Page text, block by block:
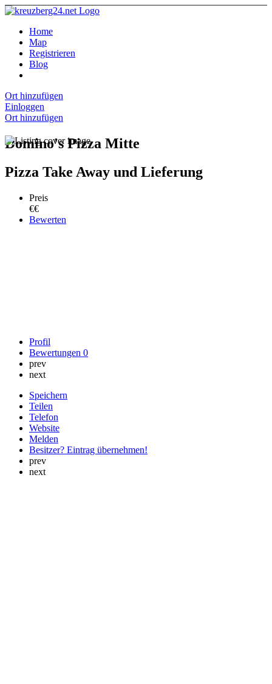
Home
Map
Registrieren
Blog
Ort hinzufügen
Einloggen
Ort hinzufügen
Domino's Pizza Mitte
Pizza Take Away und Lieferung
Preis
€€
Bewerten
Profil
Bewertungen 0
prev
next
Speichern
Teilen
Telefon
Website
Melden
Besitzer? Eintrag übernehmen!
prev
next